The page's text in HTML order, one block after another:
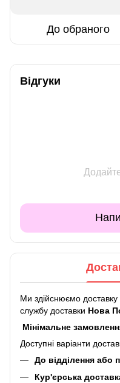
До обраного
Відгуки
Ми здійснюємо доставку
службу доставки Нова
Мінімальне
Доступні варіанти
До відділення або
Кур'єрська